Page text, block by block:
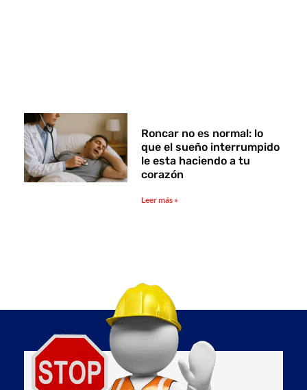
Roncar no es normal: lo
que el sueño interrumpido
le esta haciendo a tu
corazón
Leer más »